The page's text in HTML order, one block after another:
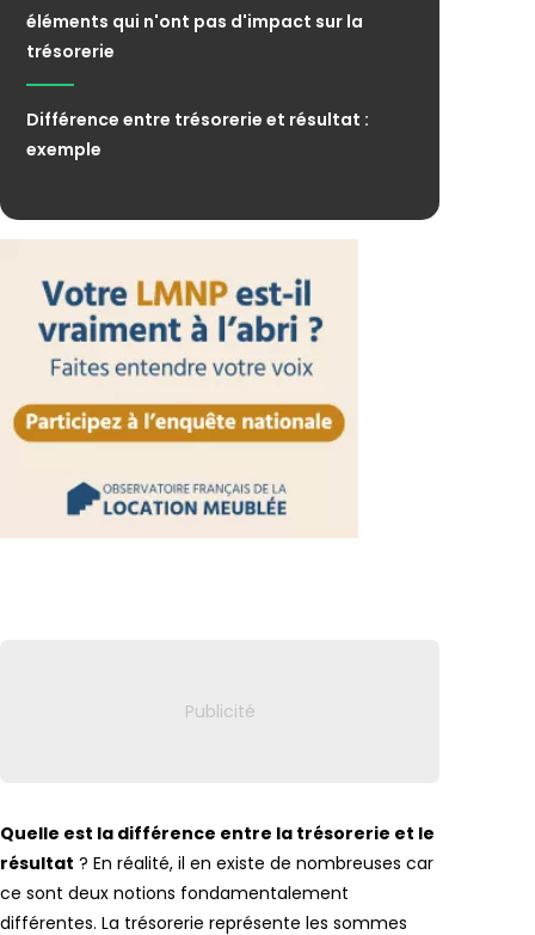
Quelle est la différence entre la trésorerie et le
résultat ? En réalité, il en existe de nombreuses car
ce sont deux notions fondamentalement
différentes. La trésorerie représente les sommes
éléments qui n'ont pas d'impact sur la
trésorerie
Différence entre trésorerie et résultat :
exemple